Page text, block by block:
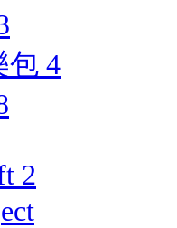
包 4
2